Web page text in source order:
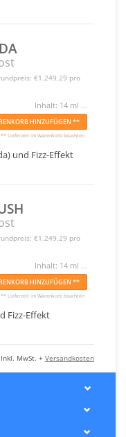
€1.249,29 pro
Inhalt: 14 ml ...
HINZUFÜGEN **
** Lieferzeit im Warenkorb beachten
und Fizz-Effekt
€1.249,29 pro
Inhalt: 14 ml ...
HINZUFÜGEN **
** Lieferzeit im Warenkorb beachten
Fizz-Effekt
MwSt. + Versandkosten